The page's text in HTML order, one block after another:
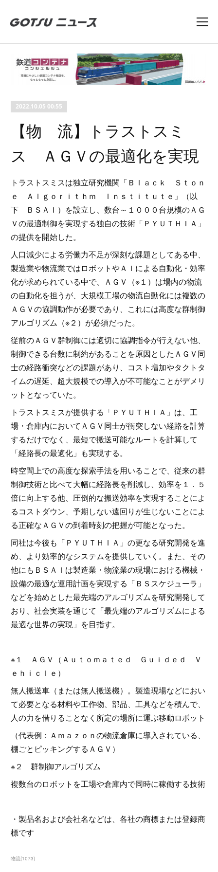
2022.10.05 00:55
【物 流】トラストスミ
ス ＡＧＶの最適化を実現
トラストスミスは独立研究機関「Ｂｌａｃｋ Ｓｔｏｎ
ｅ Ａｌｇｏｒｉｔｈｍ Ｉｎｓｔｉｔｕｔｅ」（以
下 ＢＳＡＩ）を設立し、数台～１０００台規模のＡＧ
Ｖの最適制御を実現する独自の技術「ＰＹＵＴＨＩＡ」
の提供を開始した。
人口減少による労働力不足が深刻な課題としてある中、
製造業や物流業ではロボットやＡＩによる自動化・効率
化が求められている中で、ＡＧＶ（※１）は場内の物流
の自動化を担うが、大規模工場の物流自動化には複数の
ＡＧＶの協調動作が必要であり、これには高度な群制御
アルゴリズム（※２）が必須だった。
従前のＡＧＶ群制御には適切に協調指令が行えない他、
制御できる台数に制約があることを原因としたＡＧＶ同
士の経路衝突などの課題があり、コスト増加やタクトタ
イムの遅延、超大規模での導入が不可能なことがデメリ
ットとなっていた。
トラストスミスが提供する「ＰＹＵＴＨＩＡ」は、工
場・倉庫内においてＡＧＶ同士が衝突しない経路を計算
するだけでなく、最短で搬送可能なルートを計算して
「経路長の最適化」も実現する。
時空間上での高度な探索手法を用いることで、従来の群
制御技術と比べて大幅に経路長を削減し、効率を１．５
倍に向上する他、圧倒的な搬送効率を実現することによ
るコストダウン、予期しない遠回りが生じないことによ
る正確なＡＧＶの到着時刻の把握が可能となった。
同社は今後も「ＰＹＵＴＨＩＡ」の更なる研究開発を進
め、より効率的なシステムを提供していく。また、その
他にもＢＳＡＩは製造業・物流業の現場における機械・
設備の最適な運用計画を実現する「ＢＳスケジューラ」
などを始めとした最先端のアルゴリズムを研究開発して
おり、社会実装を通じて「最先端のアルゴリズムによる
最適な世界の実現」を目指す。
※１ ＡＧＶ（Ａｕｔｏｍａｔｅｄ Ｇｕｉｄｅｄ Ｖ
ｅｈｉｃｌｅ）
無人搬送車（または無人搬送機）。製造現場などにおい
て必要となる材料や工作物、部品、工具などを積んで、
人の力を借りることなく所定の場所に運ぶ移動ロボット
（代表例：Ａｍａｚｏｎの物流倉庫に導入されている、
棚ごとピッキングするＡＧＶ）
※２ 群制御アルゴリズム
複数台のロボットを工場や倉庫内で同時に稼働する技術
・製品名および会社名などは、各社の商標または登録商
標です
物流(1073)